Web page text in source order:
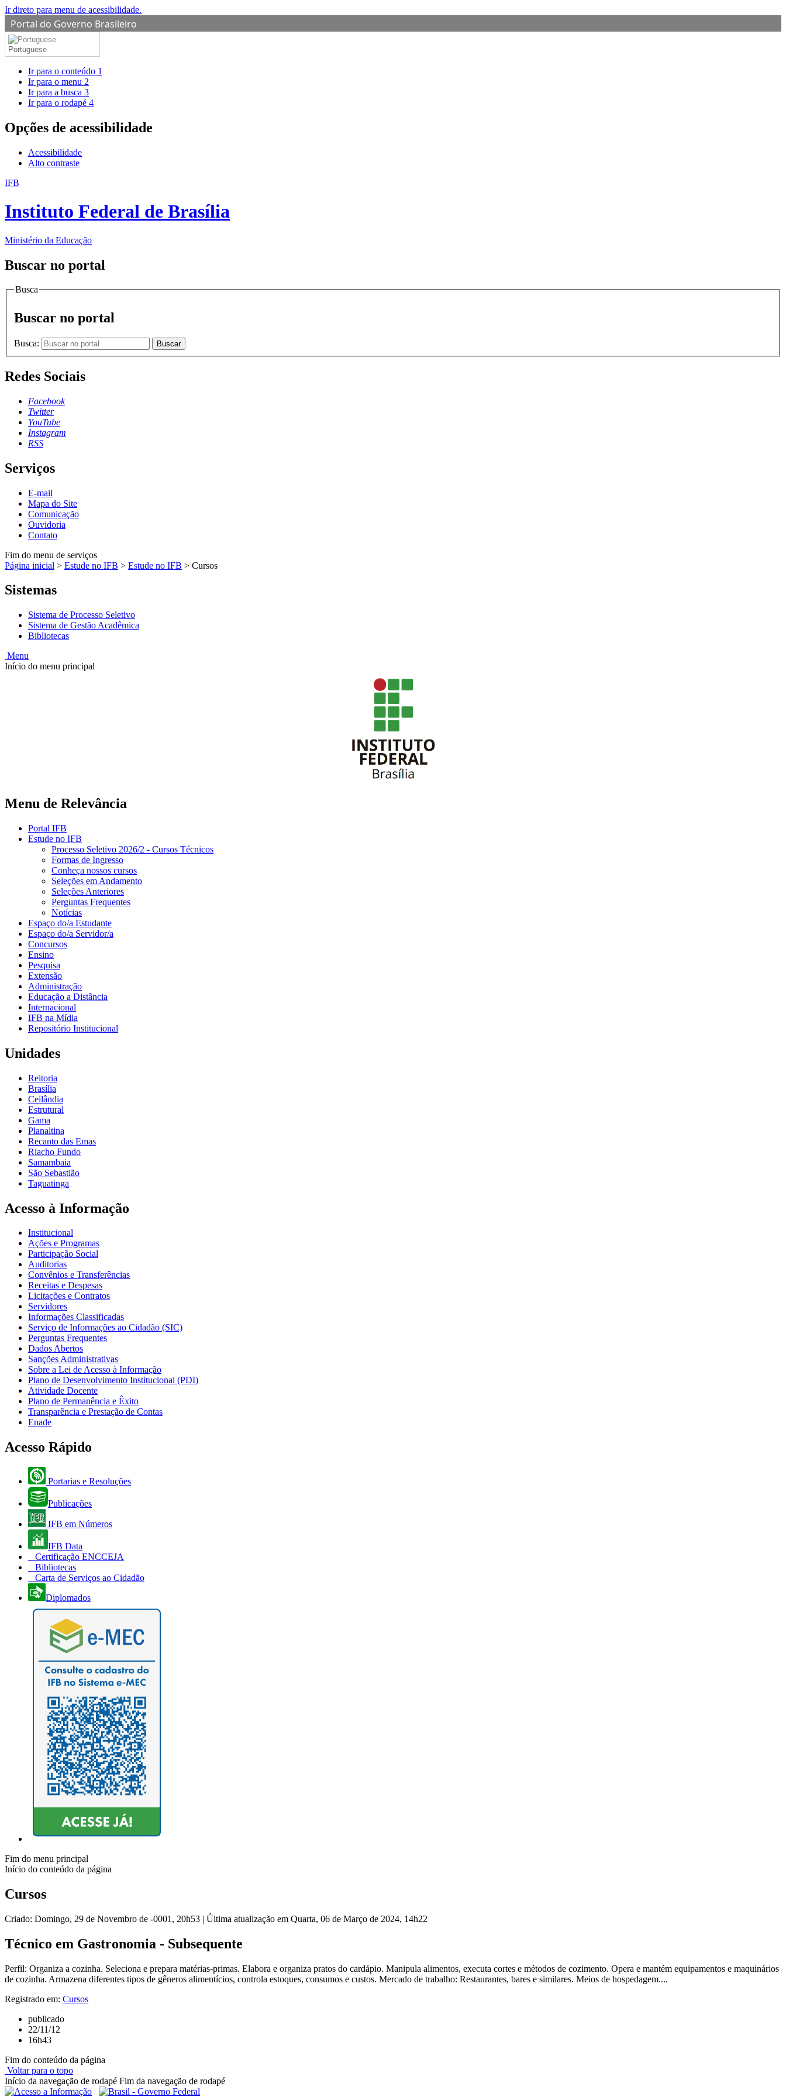
Ir direto para menu de acessibilidade.
Portal do Governo Brasileiro
Portuguese
Ir para o conteúdo 1
Ir para o menu 2
Ir para a busca 3
Ir para o rodapé 4
Opções de acessibilidade
Acessibilidade
Alto contraste
IFB
Instituto Federal de Brasília
Ministério da Educação
Buscar no portal
Busca
Buscar no portal
Busca: Buscar
Redes Sociais
Facebook
Twitter
YouTube
Instagram
RSS
Serviços
E-mail
Mapa do Site
Comunicação
Ouvidoria
Contato
Fim do menu de serviços
Página inicial > Estude no IFB > Estude no IFB > Cursos
Sistemas
Sistema de Processo Seletivo
Sistema de Gestão Acadêmica
Bibliotecas
Menu
Início do menu principal
Menu de Relevância
Portal IFB
Estude no IFB
Processo Seletivo 2026/2 - Cursos Técnicos
Formas de Ingresso
Conheça nossos cursos
Seleções em Andamento
Seleções Anteriores
Perguntas Frequentes
Notícias
Espaço do/a Estudante
Espaço do/a Servidor/a
Concursos
Ensino
Pesquisa
Extensão
Administração
Educação a Distância
Internacional
IFB na Mídia
Repositório Institucional
Unidades
Reitoria
Brasília
Ceilândia
Estrutural
Gama
Planaltina
Recanto das Emas
Riacho Fundo
Samambaia
São Sebastião
Taguatinga
Acesso à Informação
Institucional
Ações e Programas
Participação Social
Auditorias
Convênios e Transferências
Receitas e Despesas
Licitações e Contratos
Servidores
Informações Classificadas
Serviço de Informações ao Cidadão (SIC)
Perguntas Frequentes
Dados Abertos
Sanções Administrativas
Sobre a Lei de Acesso à Informação
Plano de Desenvolvimento Institucional (PDI)
Atividade Docente
Plano de Permanência e Êxito
Transparência e Prestação de Contas
Enade
Acesso Rápido
Portarias e Resoluções
Publicações
IFB em Números
IFB Data
Certificação ENCCEJA
Bibliotecas
Carta de Serviços ao Cidadão
Diplomados
Fim do menu principal
Início do conteúdo da página
Cursos
Criado: Domingo, 29 de Novembro de -0001, 20h53 | Última atualização em Quarta, 06 de Março de 2024, 14h22
Técnico em Gastronomia - Subsequente
Perfil: Organiza a cozinha. Seleciona e prepara matérias-primas. Elabora e organiza pratos do cardápio. Manipula alimentos, executa cortes e métodos de cozimento. Opera e mantém equipamentos e maquinários
de cozinha. Armazena diferentes tipos de gêneros alimentícios, controla estoques, consumos e custos. Mercado de trabalho: Restaurantes, bares e similares. Meios de hospedagem....
Registrado em: Cursos
publicado
22/11/12
16h43
Fim do conteúdo da página
Voltar para o topo
Início da navegação de rodapé Fim da navegação de rodapé